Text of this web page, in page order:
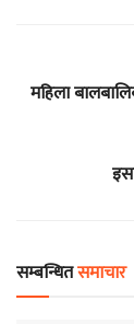
महिला
सम्बन्धितसमाचार